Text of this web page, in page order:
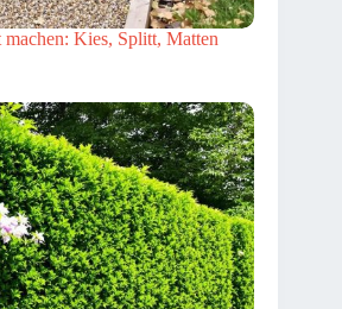
machen: Kies, Splitt, Matten